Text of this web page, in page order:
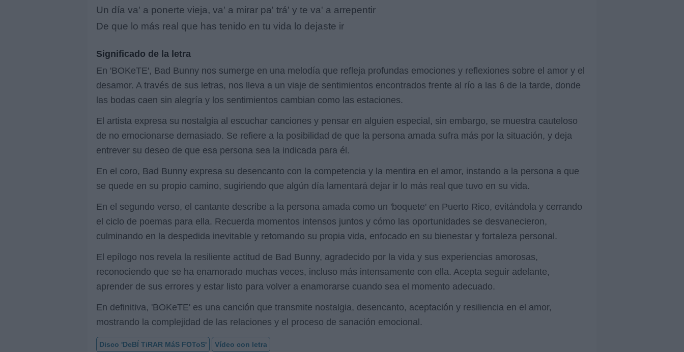
Un día va' a ponerte vieja, va' a mirar pa' trá' y te va' a arrepentir
De que lo más real que has tenido en tu vida lo dejaste ir
Significado de la letra
En 'BOKeTE', Bad Bunny nos sumerge en una melodía que refleja profundas emociones y reflexiones sobre el amor y el
desamor. A través de sus letras, nos lleva a un viaje de sentimientos encontrados frente al río a las 6 de la tarde, donde
las bodas caen sin alegría y los sentimientos cambian como las estaciones.
El artista expresa su nostalgia al escuchar canciones y pensar en alguien especial, sin embargo, se muestra cauteloso
de no emocionarse demasiado. Se refiere a la posibilidad de que la persona amada sufra más por la situación, y deja
entrever su deseo de que esa persona sea la indicada para él.
En el coro, Bad Bunny expresa su desencanto con la competencia y la mentira en el amor, instando a la persona a que
se quede en su propio camino, sugiriendo que algún día lamentará dejar ir lo más real que tuvo en su vida.
En el segundo verso, el cantante describe a la persona amada como un 'boquete' en Puerto Rico, evitándola y cerrando
el ciclo de poemas para ella. Recuerda momentos intensos juntos y cómo las oportunidades se desvanecieron,
culminando en la despedida inevitable y retomando su propia vida, enfocado en su bienestar y fortaleza personal.
El epílogo nos revela la resiliente actitud de Bad Bunny, agradecido por la vida y sus experiencias amorosas,
reconociendo que se ha enamorado muchas veces, incluso más intensamente con ella. Acepta seguir adelante,
aprender de sus errores y estar listo para volver a enamorarse cuando sea el momento adecuado.
En definitiva, 'BOKeTE' es una canción que transmite nostalgia, desencanto, aceptación y resiliencia en el amor,
mostrando la complejidad de las relaciones y el proceso de sanación emocional.
Disco 'DeBÍ TiRAR MáS FOToS' Vídeo con letra